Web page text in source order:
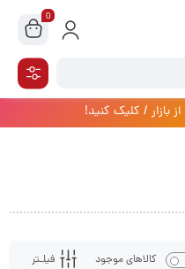
0
بازار / کلیک کنید!
فیلـتر کالاهای موجود